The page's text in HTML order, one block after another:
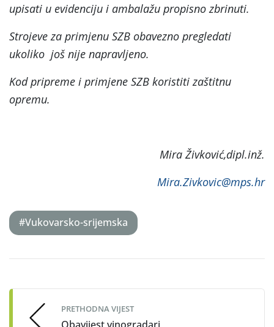
upisati u evidenciju i ambalažu propisno zbrinuti.
Strojeve za primjenu SZB obavezno pregledati
ukoliko još nije napravljeno.
Kod pripreme i primjene SZB koristiti zaštitnu
opremu.
Mira Živković,dipl.inž.
Mira.Zivkovic@mps.hr
#Vukovarsko-srijemska
navigation
PRETHODNA VIJEST